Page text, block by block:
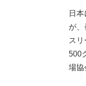
日
が
ス
500
場協